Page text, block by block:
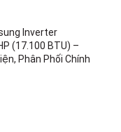
Inverter
(17.100 BTU) –
Phân Phối Chính